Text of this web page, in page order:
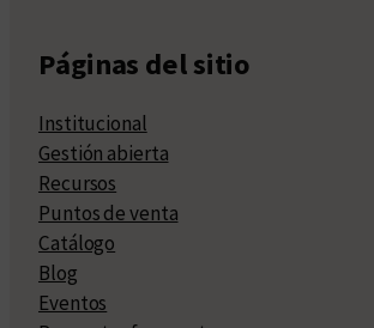
Páginas del sitio
Institucional
Gestión abierta
Recursos
Puntos de venta
Catálogo
Blog
Eventos